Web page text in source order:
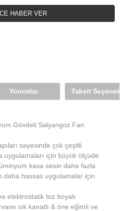
HABER VER
Yorumlar Taksit
Gövdeli Salyangoz Fan
sayesinde çok çeşitli
uygulamaları için büyük ölçüde
kasa sesin daha fazla
daha hassas uygulamalar için
elektrostatik toz boyalı
sık kanatlı & öne eğimli ve